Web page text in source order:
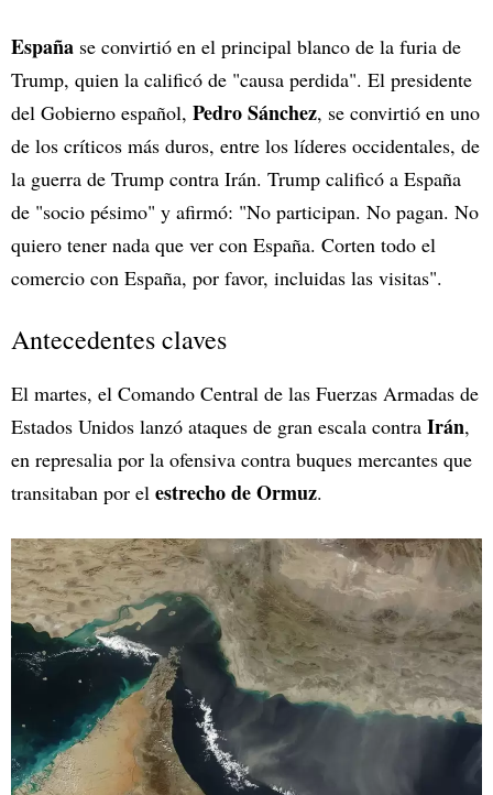
España se convirtió en el principal blanco de la furia de
Trump, quien la calificó de "causa perdida". El presidente
del Gobierno español, Pedro Sánchez, se convirtió en uno
de los críticos más duros, entre los líderes occidentales, de
la guerra de Trump contra Irán. Trump calificó a España
de "socio pésimo" y afirmó: "No participan. No pagan. No
quiero tener nada que ver con España. Corten todo el
comercio con España, por favor, incluidas las visitas".
Antecedentes claves
El martes, el Comando Central de las Fuerzas Armadas de
Estados Unidos lanzó ataques de gran escala contra Irán,
en represalia por la ofensiva contra buques mercantes que
transitaban por el estrecho de Ormuz.